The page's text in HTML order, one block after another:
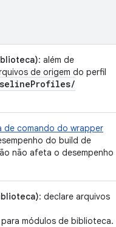
: além de
de origem do perfil
Profiles/
de comando do wrapper
do build de
não afeta o desempenho
: declare arquivos
para módulos de biblioteca.